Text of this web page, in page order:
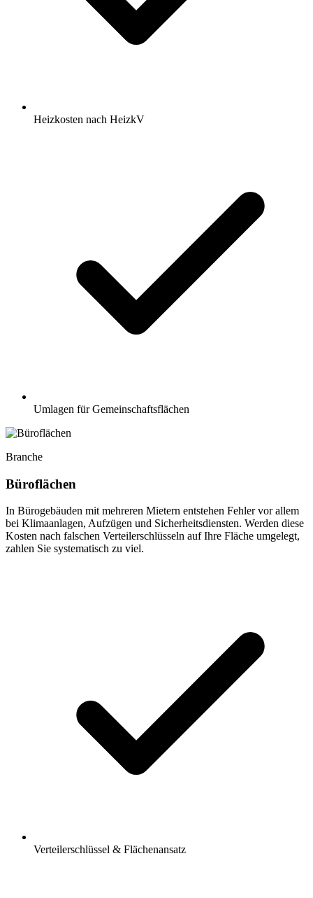
Heizkosten nach HeizkV
Umlagen für Gemeinschaftsflächen
Branche
Büroflächen
In Bürogebäuden mit mehreren Mietern entstehen Fehler vor allem
bei Klimaanlagen, Aufzügen und Sicherheitsdiensten. Werden diese
Kosten nach falschen Verteilerschlüsseln auf Ihre Fläche umgelegt,
zahlen Sie systematisch zu viel.
Verteilerschlüssel & Flächenansatz